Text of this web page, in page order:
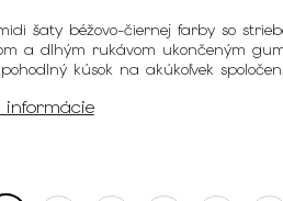
šaty béžovo-čiernej farby so
a dlhým rukávom ukončeným
kúsok na akúkoľvek
informácie